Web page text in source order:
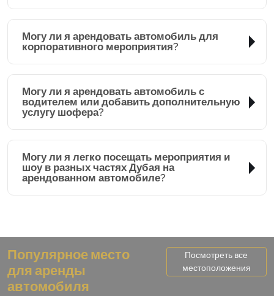
Могу ли я арендовать автомобиль для
корпоративного мероприятия?
Могу ли я арендовать автомобиль с
водителем или добавить дополнительную
услугу шофера?
Могу ли я легко посещать мероприятия и
шоу в разных частях Дубая на
арендованном автомобиле?
Популярное место
для аренды
автомобиля
Посмотреть все
местоположения